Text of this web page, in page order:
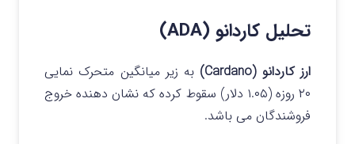
تحلیل کاردانو (ADA)
ارز کاردانو (Cardano)
به زیر میانگین متحرک نمایی
۲۰ روزه (۱.۰۵ دلار) سقوط کرده که نشان دهنده خروج
فروشندگان می باشد.